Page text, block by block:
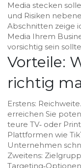
Media stecken
und Risiken
Abschnitten zeige
Media Ihrem
vorsichtig sein
Vorteile:
richtig
Erstens:
erreichen Sie
teure TV‑ oder
Plattformen wie
Unternehmen
Zweitens: